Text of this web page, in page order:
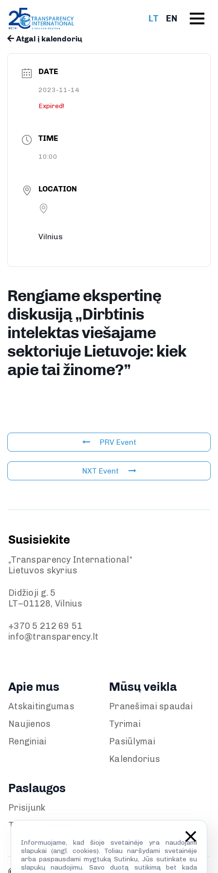
LT EN
Atgal į kalendorių
DATE
2023-11-14
Expired!
TIME
10:00
LOCATION
Vilnius
Rengiame ekspertinę
diskusiją „Dirbtinis
intelektas viešajame
sektoriuje Lietuvoje: kiek
apie tai žinome?”
PRV Event
NXT Event
Susisiekite
„Transparency International“
Lietuvos skyrius
Didžioji g. 5
LT–01128, Vilnius
+370 5 212 69 51
info@transparency.lt
Apie mus
Atskaitingumas
Naujienos
Renginiai
Mūsų veikla
Pranešimai spaudai
Tyrimai
Pasiūlymai
Kalendorius
Paslaugos
Prisijunk
TILS biblioteka
Informuojame, kad šioje svetainėje yra naudojami
slapukai (angl. cookies). Toliau naršydami svetainėje
arba paspausdami mygtuką Sutinku, Jūs sutinkate su
slapukų naudojimu. Savo duotą sutikimą bet kada